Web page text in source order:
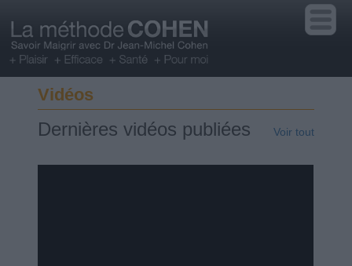
Vidéos
Dernières vidéos publiées Voir tout